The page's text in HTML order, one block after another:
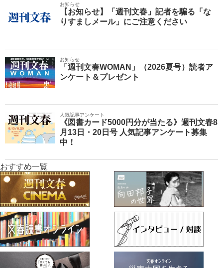
お知らせ
【お知らせ】「週刊文春」記者を騙る「な
りすましメール」にご注意ください
お知らせ
「週刊文春WOMAN」（2026夏号）読者ア
ンケート＆プレゼント
人気記事アンケート
《図書カード5000円分が当たる》週刊文春8
月13日・20日号 人気記事アンケート募集
中！
おすすめ一覧